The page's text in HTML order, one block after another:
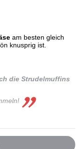
am besten gleich
knusprig ist.
die Strudelmuffins